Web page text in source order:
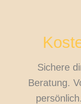
Sichere
Beratung.